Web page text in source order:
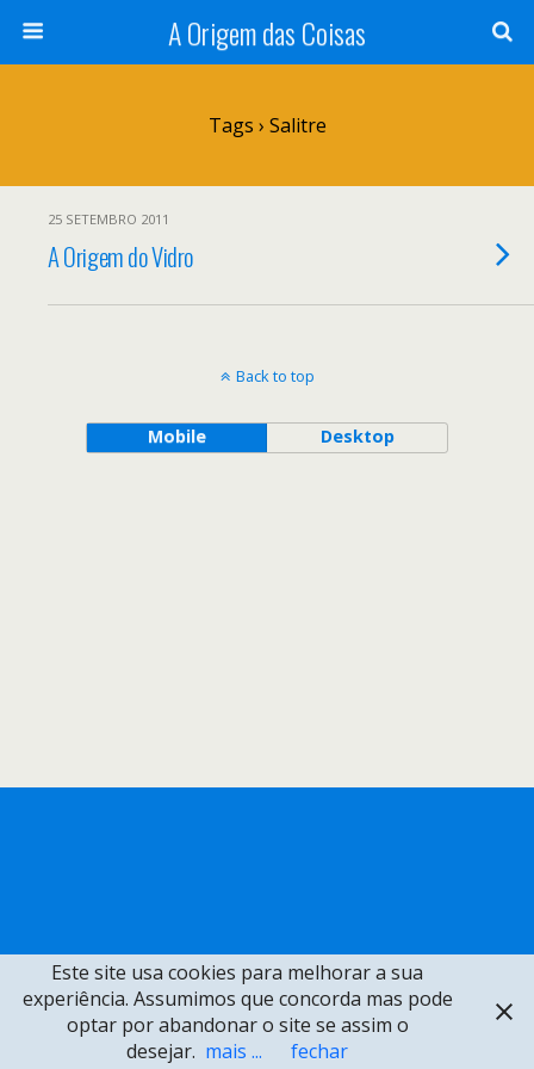
A Origem das Coisas
Tags › Salitre
25 SETEMBRO 2011
A Origem do Vidro
Back to top
Mobile Desktop
Este site usa cookies para melhorar a sua
experiência. Assumimos que concorda mas pode
optar por abandonar o site se assim o
desejar. mais ... fechar